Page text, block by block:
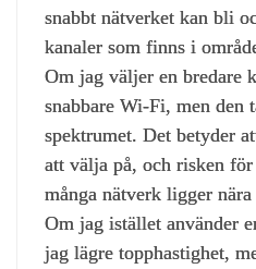
snabbt nätverket kan bli
kanaler som finns i
Om jag väljer en bredare
snabbare Wi‑Fi, men den
spektrumet. Det betyder
att välja på, och risken
många nätverk ligger nära
Om jag istället använder
jag lägre topphastighet,